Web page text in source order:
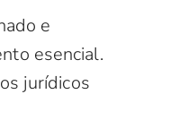
e
esencial.
jurídicos